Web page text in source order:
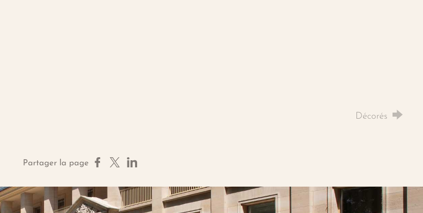
Décorés
Partager la page Partager sur Facebook
Partager sur X
Partager sur LinkedIn